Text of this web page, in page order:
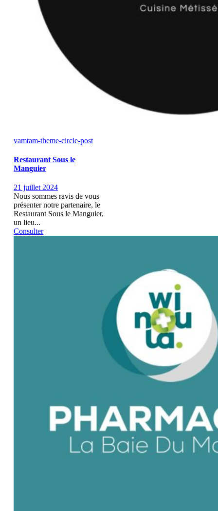
vamtam-theme-circle-post
Restaurant Sous le
Manguier
21 juillet 2024
Nous sommes ravis de vous
présenter notre partenaire, le
Restaurant Sous le Manguier,
un lieu...
Consulter